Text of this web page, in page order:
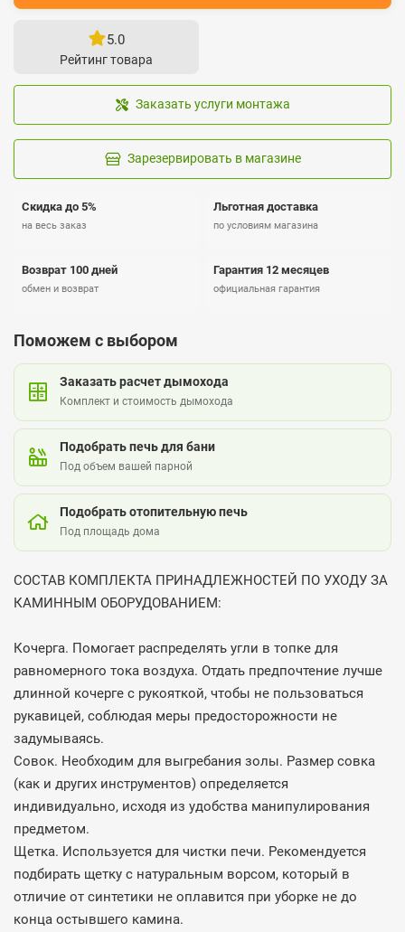
5.0
Рейтинг товара
Заказать услуги монтажа
Зарезервировать в магазине
Скидка до 5%
на весь заказ
Льготная доставка
по условиям магазина
Возврат 100 дней
обмен и возврат
Гарантия 12 месяцев
официальная гарантия
Поможем с выбором
Заказать расчет дымохода
Комплект и стоимость дымохода
Подобрать печь для бани
Под объем вашей парной
Подобрать отопительную печь
Под площадь дома
СОСТАВ КОМПЛЕКТА ПРИНАДЛЕЖНОСТЕЙ ПО УХОДУ ЗА
КАМИННЫМ ОБОРУДОВАНИЕМ:
Кочерга. Помогает распределять угли в топке для
равномерного тока воздуха. Отдать предпочтение лучше
длинной кочерге с рукояткой, чтобы не пользоваться
рукавицей, соблюдая меры предосторожности не
задумываясь.
Совок. Необходим для выгребания золы. Размер совка
(как и других инструментов) определяется
индивидуально, исходя из удобства манипулирования
предметом.
Щетка. Используется для чистки печи. Рекомендуется
подбирать щетку с натуральным ворсом, который в
отличие от синтетики не оплавится при уборке не до
конца остывшего камина.